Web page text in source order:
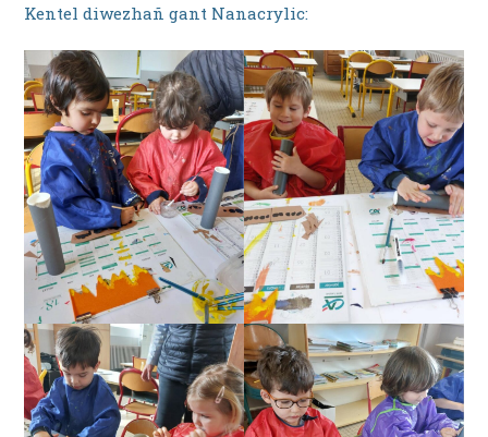
Kentel diwezhañ gant Nanacrylic: